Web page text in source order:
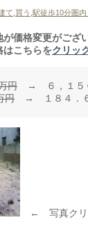
て 買う 駅徒歩10分圏内
価格変更がござ
はこちらをクリッ
円 → ６，１５
円 → １８４．
← 写真クリ